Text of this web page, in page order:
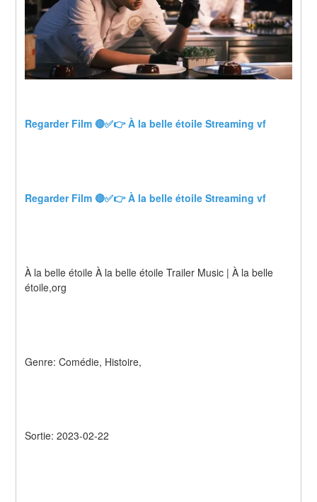
Regarder Film 🔴✅👉 À la belle étoile Streaming vf
Regarder Film 🔴✅👉 À la belle étoile Streaming vf
À la belle étoile À la belle étoile Trailer Music | À la belle
étoile,org
Genre: Comédie, Histoire,
Sortie: 2023-02-22